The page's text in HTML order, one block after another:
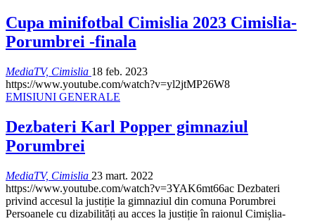
Cupa minifotbal Cimislia 2023 Cimislia-
Porumbrei -finala
MediaTV, Cimislia 18 feb. 2023
https://www.youtube.com/watch?v=yl2jtMP26W8
EMISIUNI GENERALE
Dezbateri Karl Popper gimnaziul
Porumbrei
MediaTV, Cimislia 23 mart. 2022
https://www.youtube.com/watch?v=3YAK6mt66ac Dezbateri
privind accesul la justiție la gimnaziul din comuna Porumbrei
Persoanele cu dizabilități au acces la justiție în raionul Cimișlia-